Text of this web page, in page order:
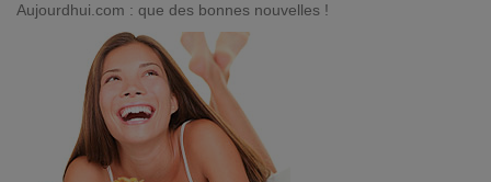
Aujourdhui.com : que des bonnes nouvelles !